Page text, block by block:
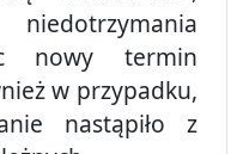
nowy termin
w przypadku,
nastąpiło z